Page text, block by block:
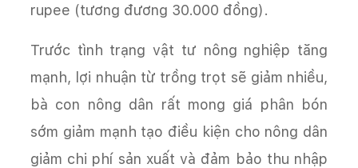
rupee (tương đương 30.000 đồng).
Trước tình trạng vật tư nông nghiệp tăng
mạnh, lợi nhuận từ trồng trọt sẽ giảm nhiều,
bà con nông dân rất mong giá phân bón
sớm giảm mạnh tạo điều kiện cho nông dân
giảm chi phí sản xuất và đảm bảo thu nhập